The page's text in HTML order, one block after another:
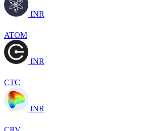
INR
ATOM
INR
CTC
INR